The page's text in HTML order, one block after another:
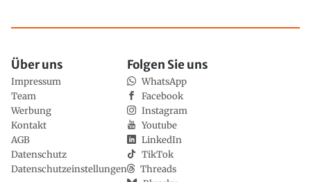
Über uns
Impressum
Team
Werbung
Kontakt
AGB
Datenschutz
Datenschutzeinstellungen
Folgen Sie uns
WhatsApp
Facebook
Instagram
Youtube
LinkedIn
TikTok
Threads